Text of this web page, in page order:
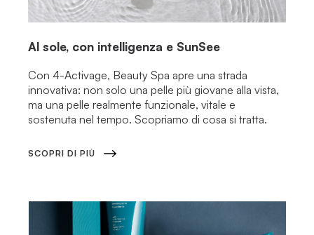
Al sole, con intelligenza e SunSee
Con 4-Activage, Beauty Spa apre una strada
innovativa: non solo una pelle più giovane alla vista,
ma una pelle realmente funzionale, vitale e
sostenuta nel tempo. Scopriamo di cosa si tratta.
SCOPRI DI PIÙ